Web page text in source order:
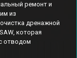
ремонт и
из
дренажной
которая
отводом